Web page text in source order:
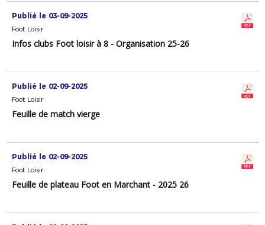
Publié le 03-09-2025
Foot Loisir
Infos clubs Foot loisir à 8 - Organisation 25-26
Publié le 02-09-2025
Foot Loisir
Feuille de match vierge
Publié le 02-09-2025
Foot Loisir
Feuille de plateau Foot en Marchant - 2025 26